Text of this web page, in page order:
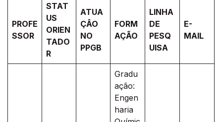
PROFE
SSOR
STAT
US
ORIEN
TADO
R
ATUA
ÇÂO
NO
PPGB
FORM
AÇÃO
LINHA
DE
PESQ
UISA
E-
MAIL
Gradu
ação:
Engen
haria